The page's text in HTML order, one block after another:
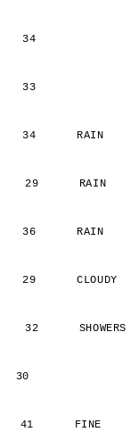
34
33
34      RAIN
29      RAIN
36      RAIN
29      CLOUDY
SHOWERS
30
41      FINE